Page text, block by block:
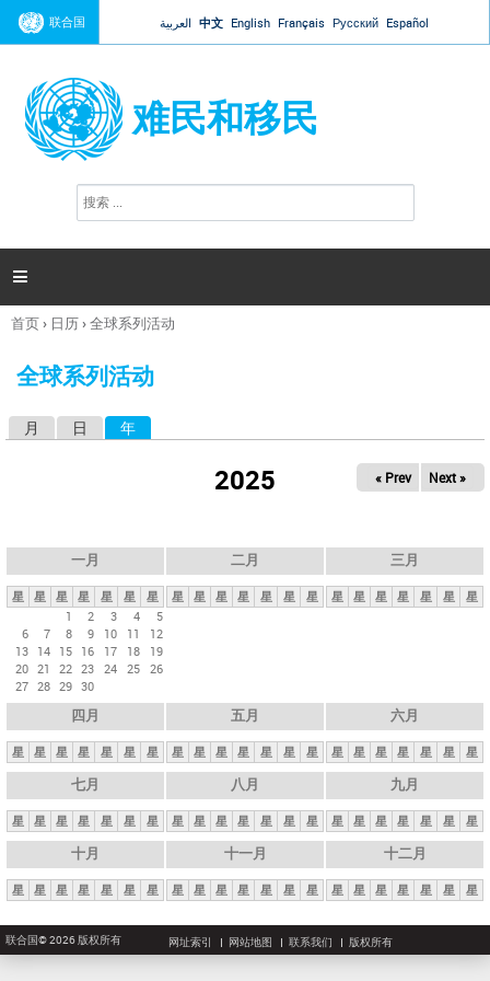
Jump to navigation
联合国 العربية 中文 English Français Русский Español
难民和移民
搜
索

你
这
首页› 日历›全球系列活动
全球系列活动
月 日 年
2025 « Prev Next »
一月
星 星 星 星 星 星
星
1
2 3 4
5
6
7 8 9 10 11
12
13 14 15 16 17 18
19
20 21 22 23 24 25 26
27 28 29 30
二月
星 星 星 星 星 星 星
三月
星 星 星 星 星 星 星
四月
星 星 星 星 星 星 星
五月
星 星 星 星 星 星 星
六月
星 星 星 星 星 星 星
七月
星 星 星 星 星 星 星
八月
星 星 星 星 星 星 星
九月
星 星 星 星 星 星 星
十月
星 星 星 星 星 星 星
十一月
星 星 星 星 星 星 星
十二月
星 星 星 星 星 星 星
联合国© 2026 版权所有 网址索引 网站地图 联系我们 版权所有